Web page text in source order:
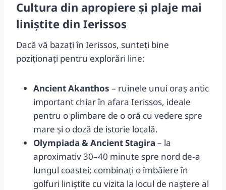
Cultura din apropiere și plaje mai
liniștite din Ierissos
Dacă vă bazați în Ierissos, sunteți bine
poziționați pentru explorări line:
Ancient Akanthos – ruinele unui oraș antic
important chiar în afara Ierissos, ideale
pentru o plimbare de o oră cu vedere spre
mare și o doză de istorie locală.
Olympiada & Ancient Stagira – la
aproximativ 30–40 minute spre nord de‑a
lungul coastei; combinați o îmbăiere în
golfuri liniștite cu vizita la locul de naștere al